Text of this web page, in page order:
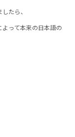
たら、
って本来の日本語の